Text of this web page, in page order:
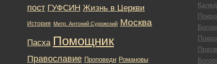
пост ГУФСИН Жизнь в Церкви
История Митр. Антоний Сурожский Москва
Пасха Помощник
Православие Проповеди Романовы